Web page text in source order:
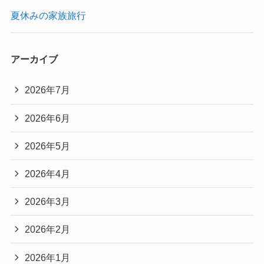
夏休みの家族旅行
アーカイブ
2026年7月
2026年6月
2026年5月
2026年4月
2026年3月
2026年2月
2026年1月